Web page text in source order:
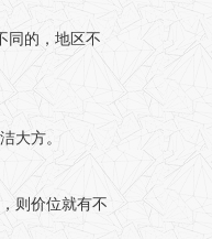
同的，地区不
大方。
则价位就有不